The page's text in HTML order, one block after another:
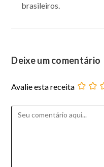
brasileiros.
Deixe um comentário
Avalie esta receita
Comentário